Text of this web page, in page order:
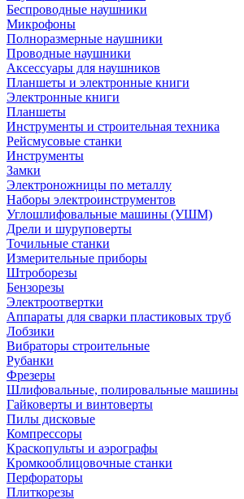
Беспроводные наушники
Микрофоны
Полноразмерные наушники
Проводные наушники
Аксессуары для наушников
Планшеты и электронные книги
Электронные книги
Планшеты
Инструменты и строительная техника
Рейсмусовые станки
Инструменты
Замки
Электроножницы по металлу
Наборы электроинструментов
Углошлифовальные машины (УШМ)
Дрели и шуруповерты
Точильные станки
Измерительные приборы
Штроборезы
Бензорезы
Электроотвертки
Аппараты для сварки пластиковых труб
Лобзики
Вибраторы строительные
Рубанки
Фрезеры
Шлифовальные, полировальные машины
Гайковерты и винтоверты
Пилы дисковые
Компрессоры
Краскопульты и аэрографы
Кромкооблицовочные станки
Перфораторы
Плиткорезы